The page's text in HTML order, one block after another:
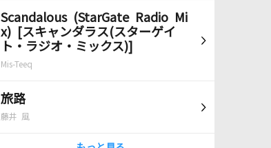
Scandalous (StarGate Radio Mi
x) [スキャンダラス(スターゲイ
ト・ラジオ・ミックス)]
Mis-Teeq
旅路
藤井 風